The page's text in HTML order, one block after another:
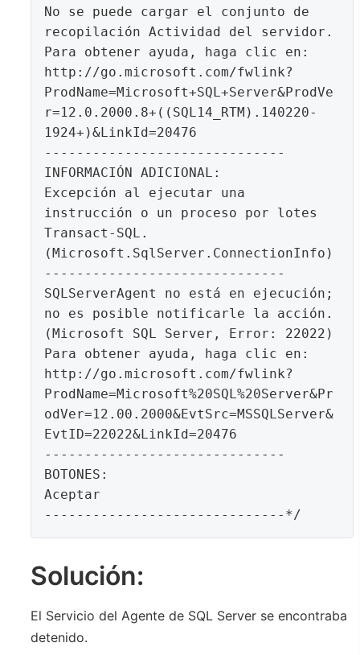
No se puede cargar el conjunto de
recopilación Actividad del servidor.
Para obtener ayuda, haga clic en:
http://go.microsoft.com/fwlink?
ProdName=Microsoft+SQL+Server&ProdVe
r=12.0.2000.8+((SQL14_RTM).140220-
1924+)&LinkId=20476
------------------------------
INFORMACIÓN ADICIONAL:
Excepción al ejecutar una
instrucción o un proceso por lotes
Transact-SQL.
(Microsoft.SqlServer.ConnectionInfo)
------------------------------
SQLServerAgent no está en ejecución;
no es posible notificarle la acción.
(Microsoft SQL Server, Error: 22022)
Para obtener ayuda, haga clic en:
http://go.microsoft.com/fwlink?
ProdName=Microsoft%20SQL%20Server&Pr
odVer=12.00.2000&EvtSrc=MSSQLServer&
EvtID=22022&LinkId=20476
------------------------------
BOTONES:
Aceptar
------------------------------*/
Solución:
El Servicio del Agente de SQL Server se encontraba
detenido.